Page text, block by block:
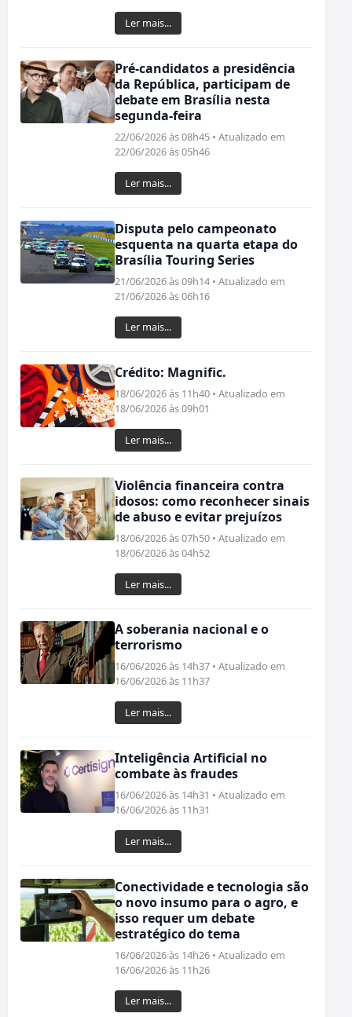
Ler mais...
Pré-candidatos a presidência
da República, participam de
debate em Brasília nesta
segunda-feira
22/06/2026 às 08h45 • Atualizado em
22/06/2026 às 05h46
Ler mais...
Disputa pelo campeonato
esquenta na quarta etapa do
Brasília Touring Series
21/06/2026 às 09h14 • Atualizado em
21/06/2026 às 06h16
Ler mais...
Crédito: Magnific.
18/06/2026 às 11h40 • Atualizado em
18/06/2026 às 09h01
Ler mais...
Violência financeira contra
idosos: como reconhecer sinais
de abuso e evitar prejuízos
18/06/2026 às 07h50 • Atualizado em
18/06/2026 às 04h52
Ler mais...
A soberania nacional e o
terrorismo
16/06/2026 às 14h37 • Atualizado em
16/06/2026 às 11h37
Ler mais...
Inteligência Artificial no
combate às fraudes
16/06/2026 às 14h31 • Atualizado em
16/06/2026 às 11h31
Ler mais...
Conectividade e tecnologia são
o novo insumo para o agro, e
isso requer um debate
estratégico do tema
16/06/2026 às 14h26 • Atualizado em
16/06/2026 às 11h26
Ler mais...